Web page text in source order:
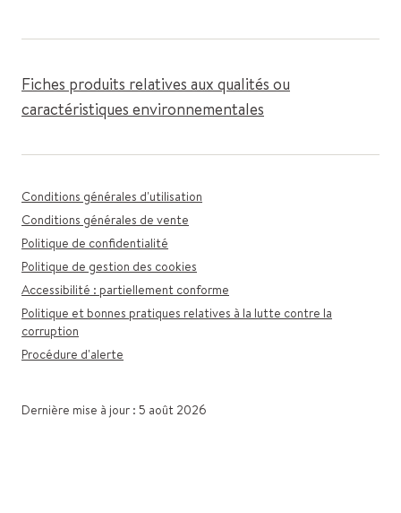
Fiches produits relatives aux qualités ou
caractéristiques environnementales
Conditions générales d'utilisation
Conditions générales de vente
Politique de confidentialité
Politique de gestion des cookies
Accessibilité : partiellement conforme
Politique et bonnes pratiques relatives à la lutte contre la
corruption
Procédure d'alerte
Dernière mise à jour : 5 août 2026